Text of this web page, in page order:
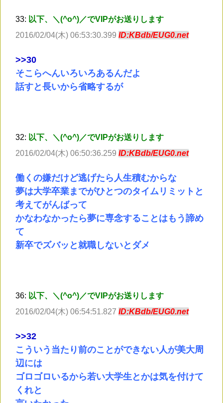
33: 以下、＼(^o^)／でVIPがお送りします
2016/02/04(木) 06:53:30.399 ID:KBdb/EUG0.net
>>30
そこらへんいろいろあるんだよ
話すと長いから省略するが
32: 以下、＼(^o^)／でVIPがお送りします
2016/02/04(木) 06:50:36.259 ID:KBdb/EUG0.net
働くの嫌だけど逃げたら人生積むからな
夢は大学卒業までがひとつのタイムリミットと
考えてがんばって
かなわなかったら夢に専念することはもう諦め
て
新卒でズバッと就職しないとダメ
36: 以下、＼(^o^)／でVIPがお送りします
2016/02/04(木) 06:54:51.827 ID:KBdb/EUG0.net
>>32
こういう当たり前のことができない人が美大周
辺には
ゴロゴロいるから若い大学生とかは気を付けて
くれと